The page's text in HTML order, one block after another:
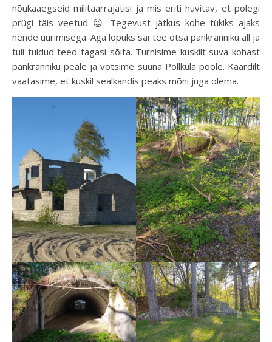
nõukaaegseid militaarrajatisi ja mis eriti huvitav, et polegi
prügi täis veetud 😉 Tegevust jätkus kohe tükiks ajaks
nende uurimisega. Aga lõpuks sai tee otsa pankranniku all ja
tuli tuldud teed tagasi sõita. Turnisime kuskilt suva kohast
pankranniku peale ja võtsime suuna Põllküla poole. Kaardilt
vaatasime, et kuskil sealkandis peaks mõni juga olema.